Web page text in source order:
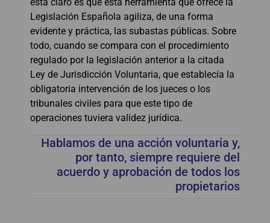
Legislación Española agiliza, de una forma
evidente y práctica, las subastas públicas. Sobre
todo, cuando se compara con el procedimiento
regulado por la legislación anterior a la citada
Ley de Jurisdicción Voluntaria, que establecía la
obligatoria intervención de los jueces o los
tribunales civiles para que este tipo de
operaciones tuviera validez jurídica.
Hablamos de una acción voluntaria y,
por tanto, siempre requiere del
acuerdo y aprobación de todos los
propietarios